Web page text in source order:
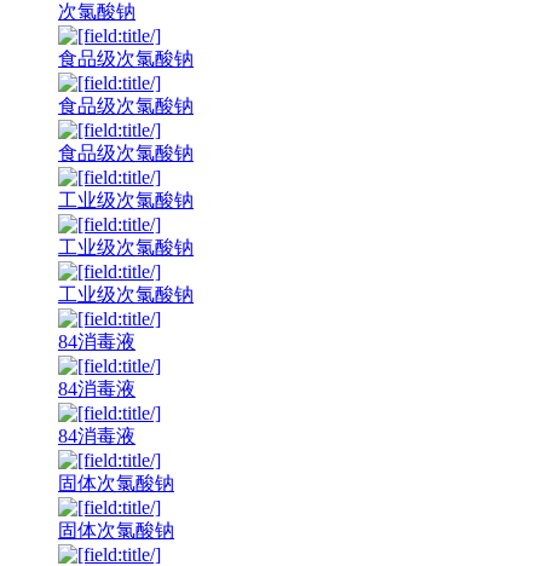
次氯酸钠
食品级次氯酸钠
食品级次氯酸钠
食品级次氯酸钠
工业级次氯酸钠
工业级次氯酸钠
工业级次氯酸钠
84消毒液
84消毒液
84消毒液
固体次氯酸钠
固体次氯酸钠